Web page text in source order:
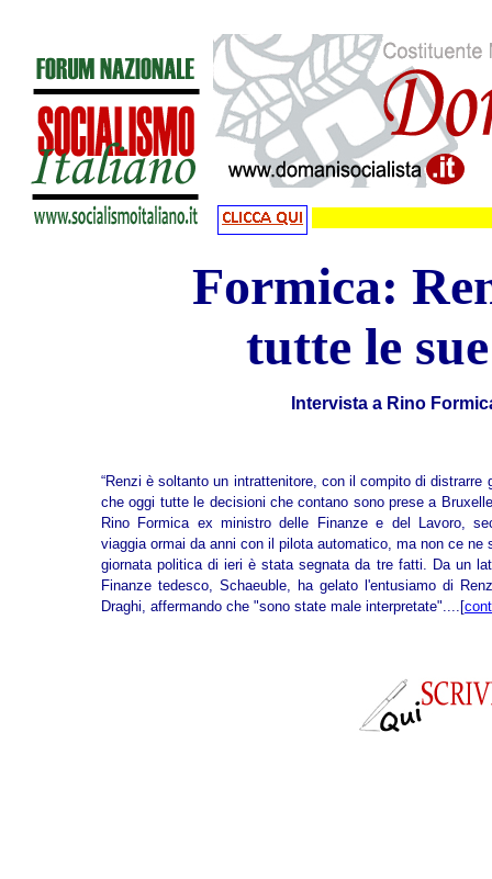
Formica:
tutte le
Intervista a Rino
“Renzi è soltanto un intrattenitore, con il compito di distrarre
che oggi tutte le decisioni che contano sono prese a
Rino Formica ex ministro delle Finanze e del Lavoro,
viaggia ormai da anni con il pilota automatico, ma non ce ne
giornata politica di ieri è stata segnata da tre fatti. Da un
Finanze tedesco, Schaeuble, ha gelato l'entusiamo di
Draghi, affermando che "sono state male interpretate".... [